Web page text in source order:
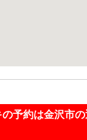
予約は金沢市